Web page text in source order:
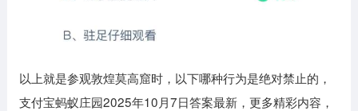
以上就是参观敦煌莫高窟时，以下哪种行为是绝对禁止的，
支付宝蚂蚁庄园2025年10月7日答案最新，更多精彩内容，